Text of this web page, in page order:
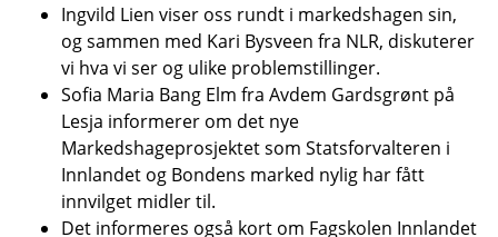
Ingvild Lien viser oss rundt i markedshagen sin,
og sammen med Kari Bysveen fra NLR, diskuterer
vi hva vi ser og ulike problemstillinger.
Sofia Maria Bang Elm fra Avdem Gardsgrønt på
Lesja informerer om det nye
Markedshageprosjektet som Statsforvalteren i
Innlandet og Bondens marked nylig har fått
innvilget midler til.
Det informeres også kort om Fagskolen Innlandet